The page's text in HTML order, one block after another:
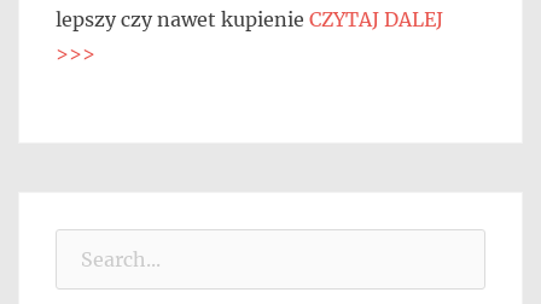
lepszy czy nawet kupienie CZYTAJ DALEJ
>>>